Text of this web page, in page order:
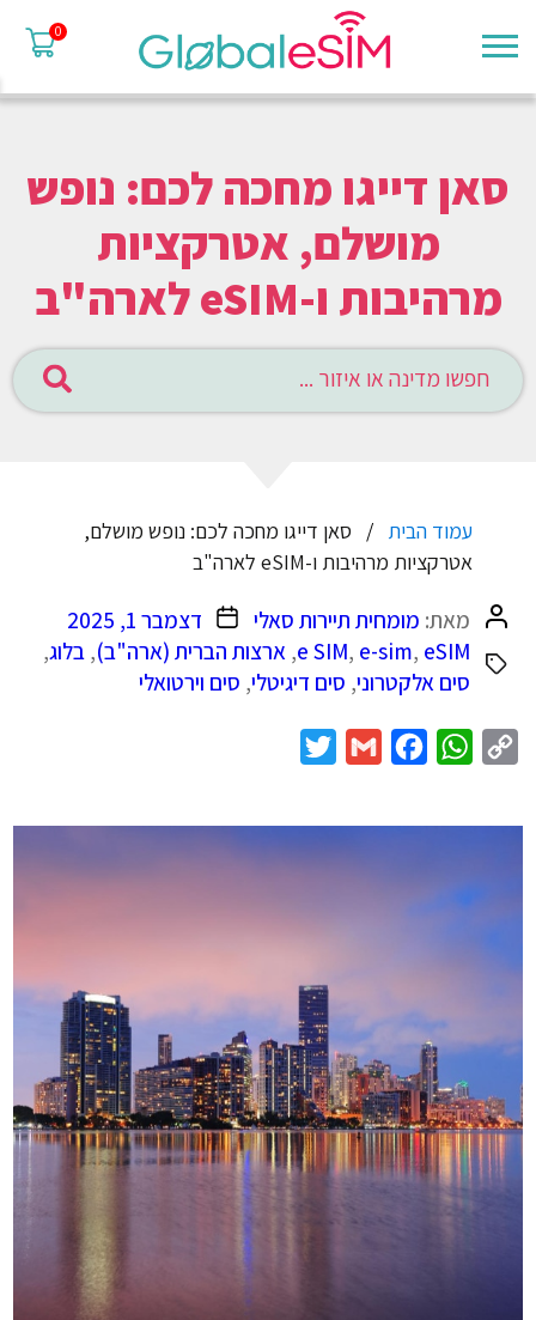
0
סאן דייגו מחכה לכם: נופש
מושלם, אטרקציות
מרהיבות ו-eSIM לארה"ב
עמוד הבית
סאן דייגו מחכה לכם: נופש מושלם,
אטרקציות מרהיבות ו-eSIM לארה"ב
המחבר
הפוסט
מאת: מומחית תיירות סאלי תאריך
פוסט
דצמבר 1, 2025
e SIM, e-sim, eSIM
, ארצות הברית (ארה"ב),בלוג,
סים אלקטרוני, סים דיגיטלי, סים וירטואלי
Copy
WhatsApp
Facebook
Gmail